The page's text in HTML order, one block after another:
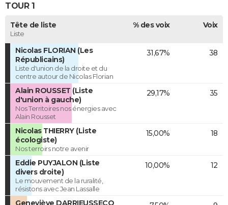
TOUR 1
Tête de liste
Liste
% des voix Voix
Nicolas FLORIAN (Les
Républicains)
Liste d'union de la droite et du
centre autour de Nicolas Florian
31,67% 38
Alain ROUSSET (Liste
d'union à gauche)
Nos Territoires nos énergies avec
Alain Rousset
29,17% 35
Nicolas THIERRY (Liste
écologiste)
Nos terroirs notre avenir
15,00% 18
Eddie PUYJALON (Liste
divers droite)
Le mouvement de la ruralité,
résistons avec Jean Lassalle
10,00% 12
Geneviève DARRIEUSSECQ